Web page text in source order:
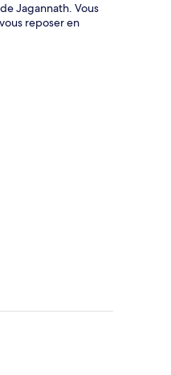
Jagannath. Vous
reposer en